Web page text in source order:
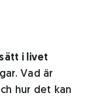
i livet
Vad är
hur det kan